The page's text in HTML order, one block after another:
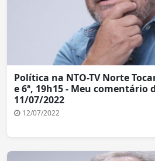
Política na NTO-TV Norte
e 6ª, 19h15 - Meu comentário
11/07/2022
12/07/2022